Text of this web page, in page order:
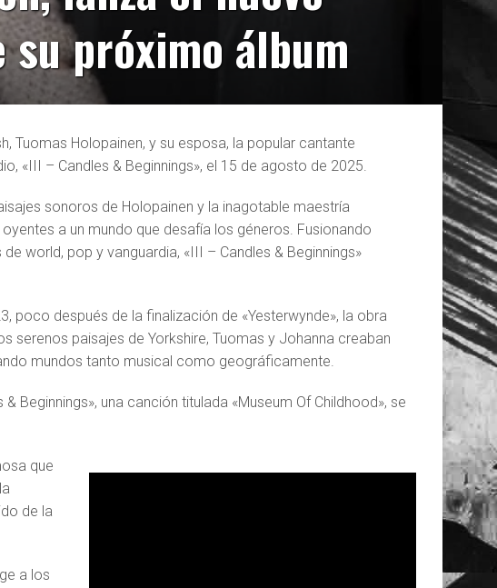
su próximo álbum
Tuomas Holopainen, y su esposa, la popular cantante
«III – Candles & Beginnings», el 15 de agosto de 2025.
sonoros de Holopainen y la inagotable maestría
a un mundo que desafía los géneros. Fusionando
world, pop y vanguardia, «III – Candles & Beginnings»
después de la finalización de «Yesterwynde», la obra
serenos paisajes de Yorkshire, Tuomas y Johanna creaban
mundos tanto musical como geográficamente.
Beginnings», una canción titulada «Museum Of Childhood», se
que
de la
a los